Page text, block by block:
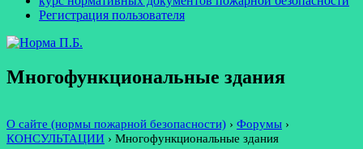
Регистрация пользователя
Многофункциональные здания
О сайте (нормы пожарной безопасности) › Форумы ›
КОНСУЛЬТАЦИИ › Многофункциональные здания